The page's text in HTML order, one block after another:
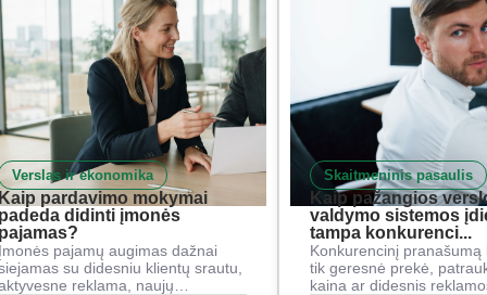
Verslas ir ekonomika
pardavimo mokymai
didinti įmonės
pajamų augimas dažnai
su didesniu klientų srautu,
reklama, naujų…
Skaitmeninis pasaulis
Kaip pažangios
valdymo sistemos
tampa konkurenci...
Konkurencinį pranašumą
tik geresnė prekė,
kaina ar didesnis